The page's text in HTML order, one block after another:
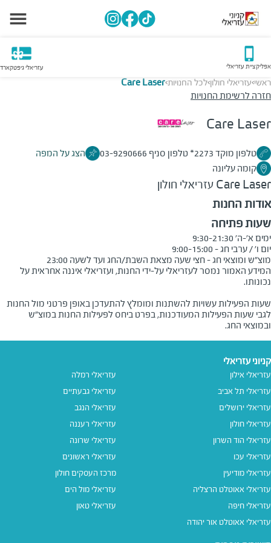
אפליקציית עזריאלי עזריאלי גיפטקארד
ראשי>עזריאלי חולון>לכל החנויות>
Care Laser
חזרה לרשימת החנויות
Care Laser
טלפון מוקד 2273* טלפון סניף 03-9290666
הצג על המפה
קומה עליונה
Care Laser עזריאלי חולון
אודות החנות
שעות פתיחה
מוצ"ש ומוצאי חג - חצי שעה מצאת השבת/החג ועד לשעה 23:00
המידע האמור נמסר לעזריאלי על-ידי החנות, ועזריאלי איננה אחראית על
שעות הפעילות עשויות להשתנות ומומלץ להתעדכן באופן פרטני מול החנות
לגבי שעות הפעילות המעודכנות, בפרט ביחס לפעילות החנות במוצ"ש
ובמוצאי החג.
קניוני עזריאלי
עזריאלי אילון
עזריאלי תל אביב
עזריאלי ירושלים
עזריאלי חולון
עזריאלי הוד השרון
עזריאלי עכו
עזריאלי מודיעין
עזריאלי אאוטלט הרצליה
עזריאלי חיפה
עזריאלי אאוטלט אור יהודה
עזריאלי רמלה
עזריאלי גבעתיים
עזריאלי הנגב
עזריאלי רעננה
עזריאלי שרונה
עזריאלי ראשונים
מרכז העסקים חולון
עזריאלי מול הים
עזריאלי טאון